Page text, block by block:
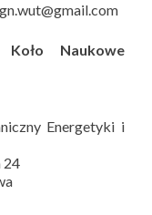
Koło Naukowe
Energetyki i
24